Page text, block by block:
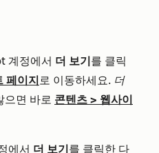
계정에서 더 보기를 클릭
페이지 로 이동하세요. 더
으면 바로 콘텐츠 > 웹사이
에서 더 보기를 클릭한 다